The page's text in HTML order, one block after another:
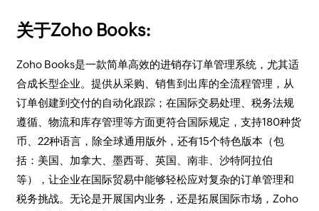
关于Zoho Books:
Zoho Books是一款简单高效的进销存订单管理系统，尤其适
合成长型企业。提供从采购、销售到出库的全流程管理，从
订单创建到交付的自动化跟踪；在国际交易处理、税务法规
遵循、物流和库存管理等方面更符合国际规定，支持180种货
币、22种语言，除全球通用版外，还有15个特色版本（包
括：美国、加拿大、墨西哥、英国、南非、沙特阿拉伯
等），让企业在国际贸易中能够轻松应对复杂的订单管理和
税务挑战。无论是开展国内业务，还是拓展国际市场，Zoho